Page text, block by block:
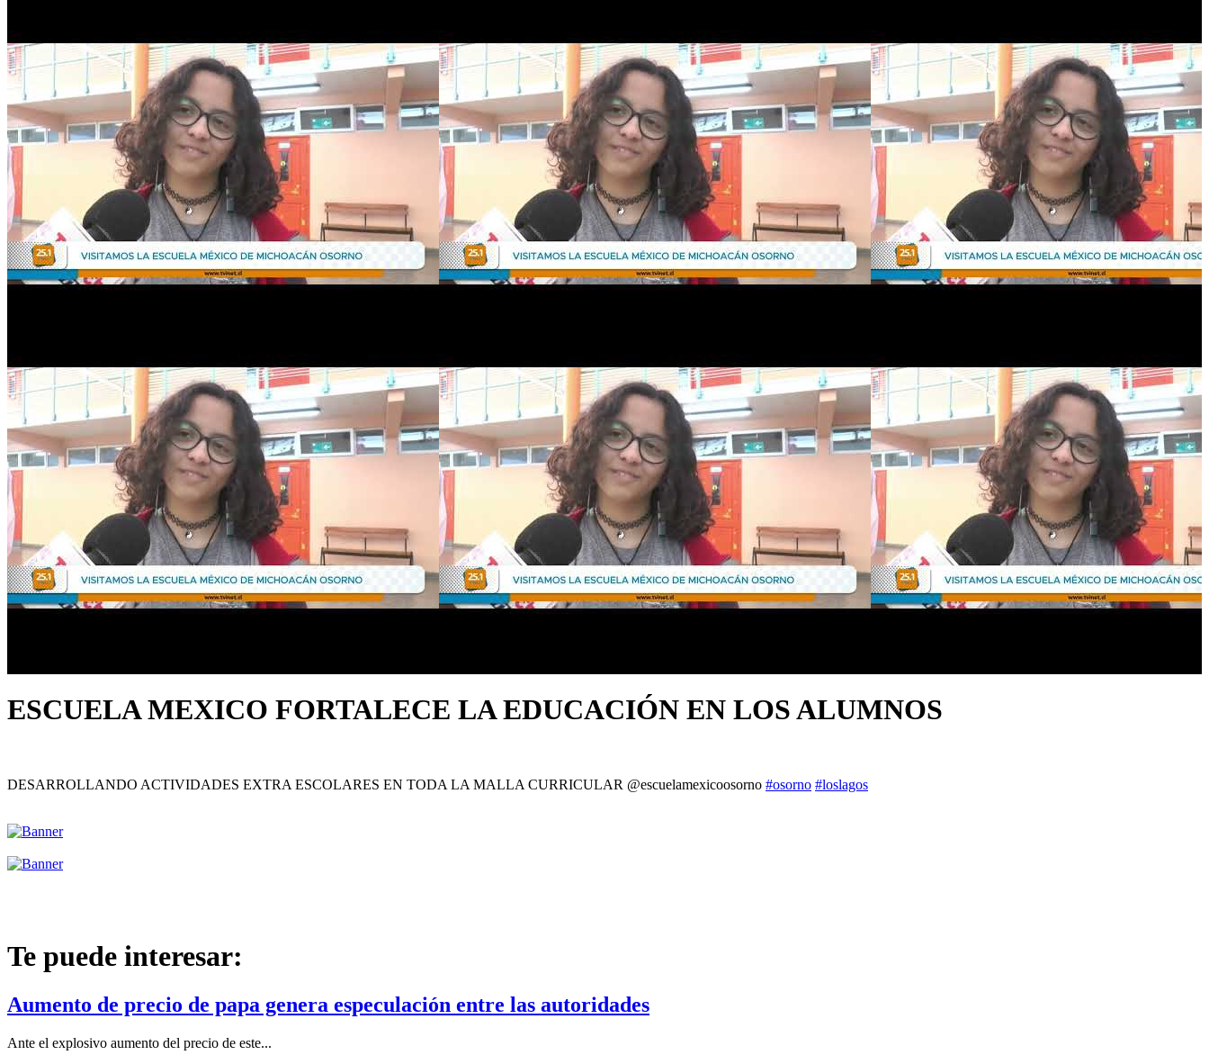
ESCUELA MEXICO FORTALECE LA EDUCACIÓN EN LOS ALUMNOS
DESARROLLANDO ACTIVIDADES EXTRA ESCOLARES EN TODA LA MALLA CURRICULAR @escuelamexicoosorno #osorno #loslagos
Te puede interesar:
Aumento de precio de papa genera especulación entre las autoridades
Ante el explosivo aumento del precio de este...